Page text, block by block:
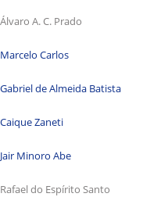
Álvaro A. C. Prado
Marcelo Carlos
Gabriel de Almeida Batista
Caique Zaneti
Jair Minoro Abe
Rafael do Espírito Santo